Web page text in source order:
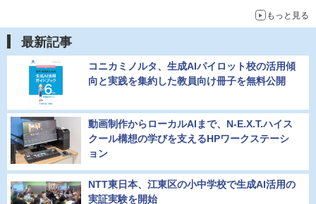
もっと見る
最新記事
コニカミノルタ、生成AIパイロット校の活用傾
向と実践を集約した教員向け冊子を無料公開
動画制作からローカルAIまで、N-E.X.T.ハイス
クール構想の学びを支えるHPワークステーシ
ョン
NTT東日本、江東区の小中学校で生成AI活用の
実証実験を開始